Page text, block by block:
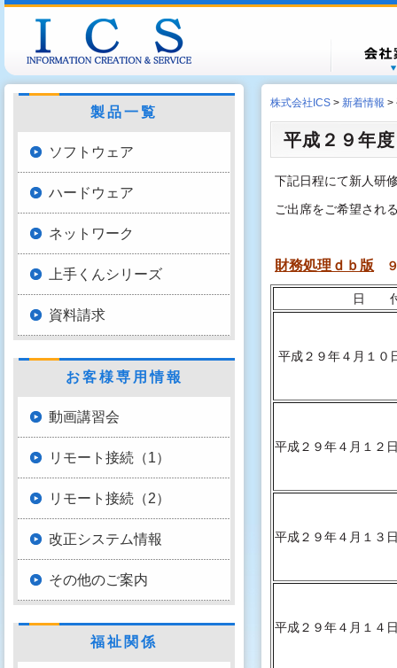
製品一覧
ソフトウェア
ハードウェア
ネットワーク
上手くんシリーズ
資料請求
お客様専用情報
動画講習会
リモート接続（1）
リモート接続（2）
改正システム情報
その他のご案内
福祉関係
株式会社ICS > 新着情報 >
平成２９年
下記日程にて新人研
ご出席をご希望され
財務処理ｄｂ版
日
平成２９年４月１０
平成２９年４月１２
平成２９年４月１３
平成２９年４月１４